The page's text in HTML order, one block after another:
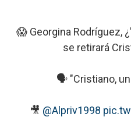
😱 Georgina Rodríguez,
se retirará
🗣 "Cristiano, un
🎥 @Alpriv1998